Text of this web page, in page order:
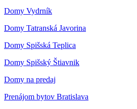
Domy Vydrník
Domy Tatranská Javorina
Domy Spišská Teplica
Domy Spišský Štiavnik
Domy na predaj
Prenájom bytov Bratislava